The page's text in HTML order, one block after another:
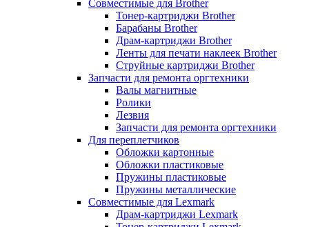
Совместимые для Brother
Тонер-картриджи Brother
Барабаны Brother
Драм-картриджи Brother
Ленты для печати наклеек Brother
Струйные картриджи Brother
Запчасти для ремонта оргтехники
Валы магнитные
Ролики
Лезвия
Запчасти для ремонта оргтехники
Для переплетчиков
Обложки картонные
Обложки пластиковые
Пружины пластиковые
Пружины металлические
Совместимые для Lexmark
Драм-картриджи Lexmark